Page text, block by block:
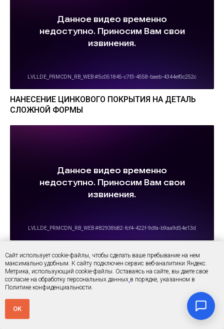
НАНЕСЕНИЕ ЦИНКОВОГО ПОКРЫТИЯ НА ДЕТАЛЬ
СЛОЖНОЙ ФОРМЫ
ЦИНКОВОЕ «ПЕРЕРОЖДЕНИЕ»: МЕТАЛЛИЧЕСКАЯ
ЛОДКА ОБРЕЛА ВТОРУЮ ЖИЗНЬ ЗА 5 ДНЕЙ
Сайт использует cookie-файлы, чтобы сделать ваше пребывание на нем
максимально удобным. К cайту подключен сервис веб-аналитики Яндекс.
Метрика, использующий cookie-файлы. Оставаясь на сайте, вы даете свое
согласие на обработку персональных данных в порядке, указанном в
Политике конфиденциальности.
OK